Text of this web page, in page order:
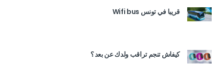
قريبا في تونس Wifi bus
كيفاش تنجم تراقب ولدك عن بعد ؟